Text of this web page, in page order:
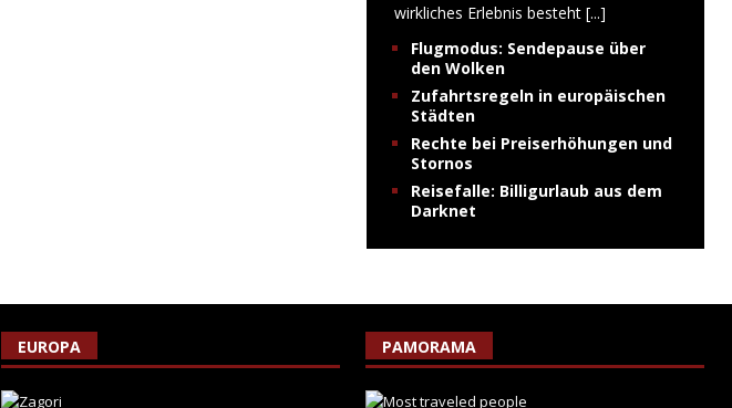
wirkliches Erlebnis besteht [...]
Flugmodus: Sendepause über
den Wolken
Zufahrtsregeln in europäischen
Städten
Rechte bei Preiserhöhungen und
Stornos
Reisefalle: Billigurlaub aus dem
Darknet
EUROPA PAMORAMA